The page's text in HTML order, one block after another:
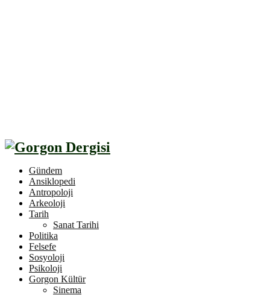
Gündem
Ansiklopedi
Antropoloji
Arkeoloji
Tarih
Sanat Tarihi
Politika
Felsefe
Sosyoloji
Psikoloji
Gorgon Kültür
Sinema